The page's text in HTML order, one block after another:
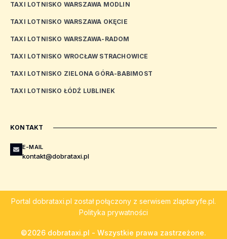
TAXI LOTNISKO WARSZAWA MODLIN
TAXI LOTNISKO WARSZAWA OKĘCIE
TAXI LOTNISKO WARSZAWA-RADOM
TAXI LOTNISKO WROCŁAW STRACHOWICE
TAXI LOTNISKO ZIELONA GÓRA-BABIMOST
TAXI LOTNISKO ŁÓDŹ LUBLINEK
KONTAKT
E-MAIL
kontakt@dobrataxi.pl
Portal dobrataxi.pl został połączony z serwisem zlaptaryfe.pl.
Polityka prywatności
©2026 dobrataxi.pl - Wszystkie prawa zastrzeżone.